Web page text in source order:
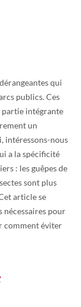
qui
publics. Ces
partie intégrante
un
intéressons-nous
a la spécificité
: les guêpes de
sont plus
article se
nécessaires pour
comment éviter